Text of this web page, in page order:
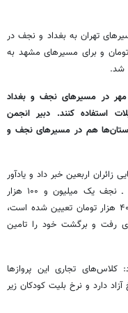
تهران به بغداد و نجف در
و برگشت ۲ میلیون و ۲۰۰ هزار تومان و برای مسیرهای مشهد به
اسعدی سامانی افزود: این نرخ‌ها از ۲۰ تا ۳۰ مهر در مسیرهای نجف و بغداد
استفاده کنند. دبیر انجمن
هم در مسیرهای نجف و
زائران اربعین خبر داد و یادآور
شد: نرخ بلیت‌های یکطرفه در مسیرهای تهران ـ نجف یک میلیون و ۱۰۰ هزار
تومان و در مسیر مشهد ـ نجف یک میلیون و ۴۰۰ هزار تومان تعیین شده است،
رفت و برگشت خود را تامین
کلاس‌های تجاری این پروازها
دارد و نرخ بلیت کودکان زیر